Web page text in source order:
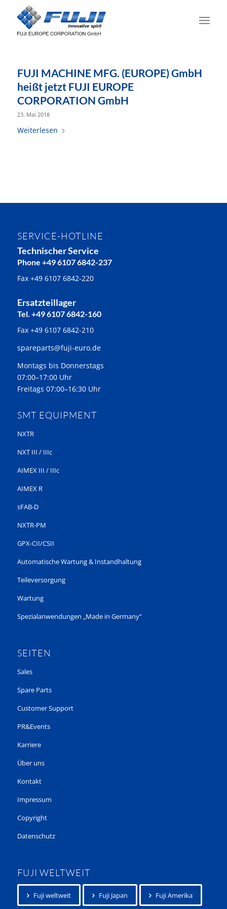
FUJI MACHINE MFG. (EUROPE) GmbH
heißt jetzt FUJI EUROPE
CORPORATION GmbH
23. Mai 2018
Weiterlesen
SERVICE-HOTLINE
Technischer Service
Phone +49 6107 6842-237
Fax +49 6107 6842-220
Ersatzteillager
Tel. +49 6107 6842-160
Fax +49 6107 6842-210
spareparts@fuji-euro.de
Montags bis Donnerstags
07:00–17:00 Uhr
Freitags 07:00–16:30 Uhr
SMT EQUIPMENT
NXTR
NXT III / IIIc
AIMEX III / IIIc
AIMEX R
sFAB-D
NXTR-PM
GPX-CII/CSII
Automatische Wartung & Instandhaltung
Teileversorgung
Wartung
Spezialanwendungen „Made in Germany“
SEITEN
Sales
Spare Parts
Customer Support
PR&Events
Karriere
Über uns
Kontakt
Impressum
Copyright
Datenschutz
FUJI WELTWEIT
Fuji weltweit Fuji Japan Fuji Amerika